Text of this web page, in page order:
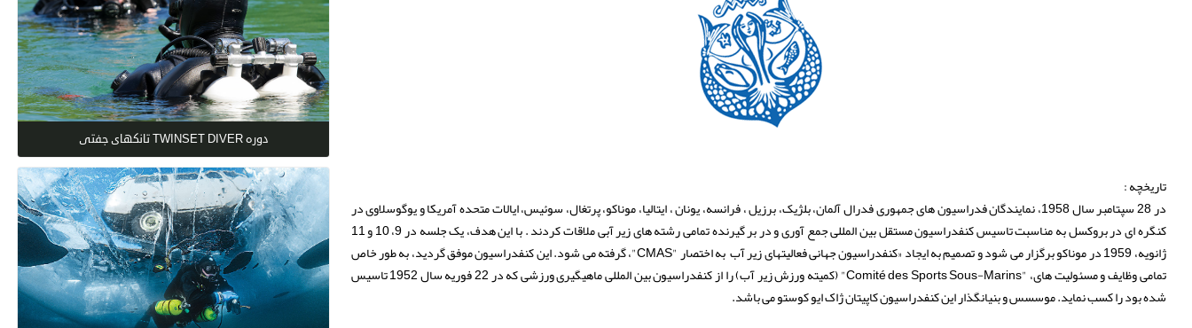
دوره TWINSET DIVER تانکهای جفتی
تاریخچه :
در 28 سپتامبر سال 1958، نمایندگان فدراسیون های جمهوری فدرال آلمان، بلژیک، برزیل ، فرانسه، یونان ، ایتالیا، موناکو، پرتغال، سوئیس، ایالات متحده آمریکا و یوگوسلاوی در
کنگره ای در بروکسل به مناسبت تاسیس کنفدراسیون مستقل بین المللی جمع آوری و در بر گیرنده تمامی رشته های زیر آبی ملاقات کردند . با این هدف، یک جلسه در 9، 10 و 11
ژانویه، 1959 در موناکو برگزار می شود و تصمیم به ایجاد «کنفدراسیون جهانی فعالیتهای زیر آب به اختصار "CMAS"، گرفته می شود. این کنفدراسیون موفق گردید، به طور خاص
تمامی وظایف و مسئولیت های، "Comité des Sports Sous-Marins" (کمیته ورزش زیر آب) را از کنفدراسیون بین المللی ماهیگیری ورزشی که در 22 فوریه سال 1952 تاسیس
شده بود را کسب نماید. موسسس و بنیانگذار این کنفدراسیون کاپیتان ژاک ایو کوستو می باشد.